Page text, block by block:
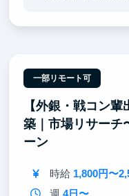
一部リモート可
【外銀・戦コン
築｜市場リサーチ
ーン
時給 1,800円〜
週 4日〜